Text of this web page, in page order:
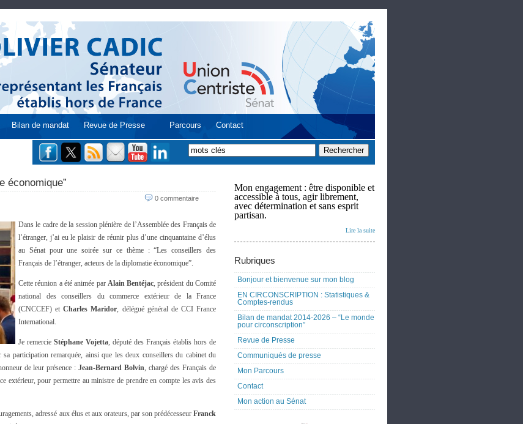
Bilan de mandat Revue de Presse Parcours Contact
économique”
0 commentaire
Dans le cadre de la session plénière de l’Assemblée des Français de
l’étranger, j’ai eu le plaisir de réunir plus d’une cinquantaine d’élus
au Sénat pour une soirée sur ce thème : “Les conseillers des
Français de l’étranger, acteurs de la diplomatie économique”.
Cette réunion a été animée par Alain Bentéjac, président du Comité
national des conseillers du commerce extérieur de la France
(CNCCEF) etCharles Maridor, délégué général de CCI France
International.
Je remercie Stéphane Vojetta, député des Français établis hors de
participation remarquée, ainsi que les deux conseillers du cabinet du
de leur présence :Jean-Bernard Bolvin, chargé des Français de
extérieur, pour permettre au ministre de prendre en compte les avis des
adressé aux élus et aux orateurs, par son prédécesseur Franck
Mon engagement : être disponible et
accessible à tous, agir librement,
avec détermination et sans esprit
partisan.
Lire la suite
Rubriques
Bonjour et bienvenue sur mon blog
EN CIRCONSCRIPTION : Statistiques &
Comptes-rendus
Bilan de mandat 2014-2026 – “Le monde
pour circonscription”
Revue de Presse
Communiqués de presse
Mon Parcours
Contact
Mon action au Sénat